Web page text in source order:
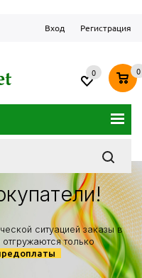
Вход Регистрация
0 0
ситуацией заказы в
только